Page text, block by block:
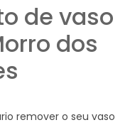
de vaso
dos
remover o seu vaso